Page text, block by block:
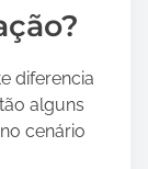
diferencia
alguns
cenário